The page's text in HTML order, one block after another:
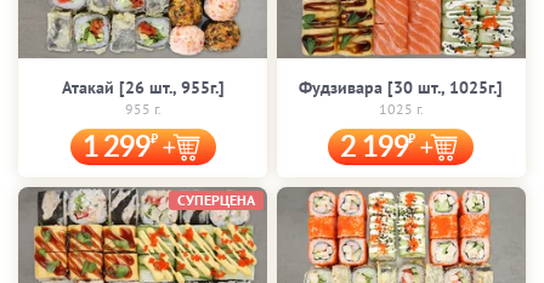
Атакай [26 шт., 955г.]
955 г.
1 299
Фудзивара [30 шт., 1025г.]
1025 г.
2 199
СУПЕРЦЕНА